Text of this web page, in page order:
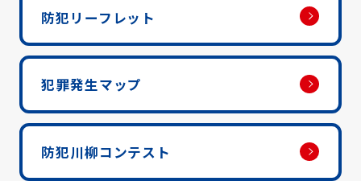
防犯リーフレット
犯罪発生マップ
防犯川柳コンテスト